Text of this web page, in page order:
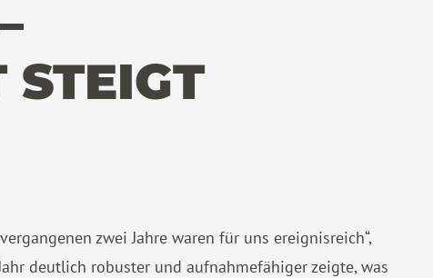
zwei Jahre waren für uns ereignisreich“,
deutlich robuster und aufnahmefähiger zeigte, was